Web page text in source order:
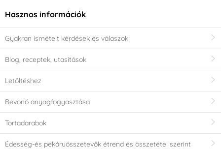
Hasznos információk
Gyakran ismételt kérdések és válaszok
Blog, receptek, utasítások
Letöltéshez
Bevonó anyagfogyasztása
Tortadarabok
Édesség-és pékáruösszetevők étrend és összetétel szerint